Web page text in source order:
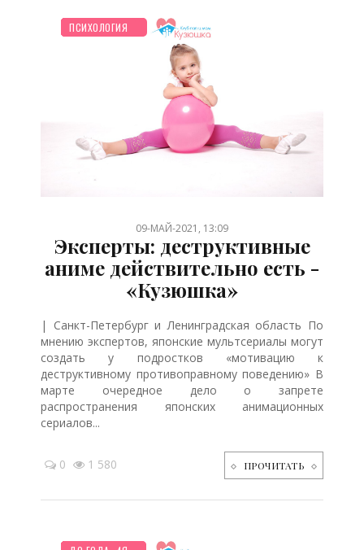
НОВОСТИ МИРА
ПЛАНИРОВАНИЕ
ЖИЛЬЕ
ДЕТЯМ
ЗДОРОВЬЕ
СТАРШЕ ГОДА
РЕБЕНОК
ПСИХОЛОГИЯ
09-МАЙ-2021, 13:09
Эксперты: деструктивные
аниме действительно есть -
«Кузюшка»
| Санкт-Петербург и Ленинградская область По
мнению экспертов, японские мультсериалы могут
создать у подростков «мотивацию к
деструктивному противоправному поведению» В
марте очередное дело о запрете
распространения японских анимационных
сериалов...
0 1 580 ПРОЧИТАТЬ